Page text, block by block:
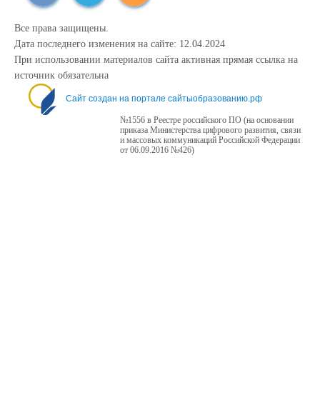
Все права защищены.
Дата последнего изменения на сайте: 12.04.2024
При использовании материалов сайта активная прямая ссылка на
источник обязательна
Сайт создан на портале сайтыобразованию.рф
№1556 в Реестре российского ПО (на основании
приказа Министерства цифрового развития, связи
и массовых коммуникаций Российской Федерации
от 06.09.2016 №426)